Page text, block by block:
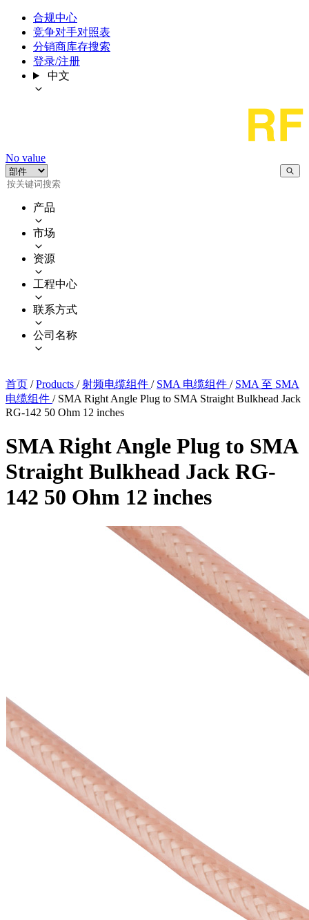
合规中心
竞争对手对照表
分销商库存搜索
登录/注册
中文
No value
产品
市场
资源
工程中心
联系方式
公司名称
首页 / Products / 射频电缆组件 / SMA 电缆组件 / SMA 至 SMA
电缆组件 / SMA Right Angle Plug to SMA Straight Bulkhead Jack
RG-142 50 Ohm 12 inches
SMA Right Angle Plug to SMA
Straight Bulkhead Jack RG-
142 50 Ohm 12 inches